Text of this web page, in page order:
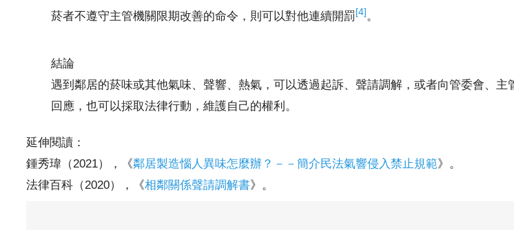
菸者不遵守主管機關限期改善的命令，則可以對他連續開罰[4]。
結論
遇到鄰居的菸味或其他氣味、聲響、熱氣，可以透過起訴、聲請調解，或者向管委會、
回應，也可以採取法律行動，維護自己的權利。
延伸閱讀：
鍾秀瑋（2021），《鄰居製造惱人異味怎麼辦？－－簡介民法氣響侵入禁止規範》。
法律百科（2020），《相鄰關係聲請調解書》。